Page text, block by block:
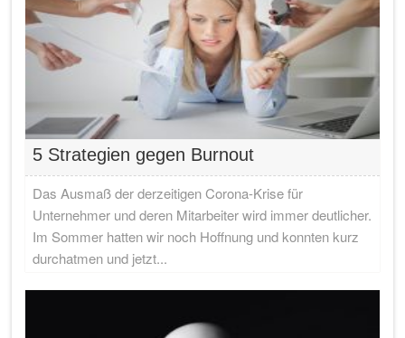
5 Strategien gegen Burnout
Das Ausmaß der derzeitigen Corona-Krise für
Unternehmer und deren Mitarbeiter wird immer deutlicher.
Im Sommer hatten wir noch Hoffnung und konnten kurz
durchatmen und jetzt...